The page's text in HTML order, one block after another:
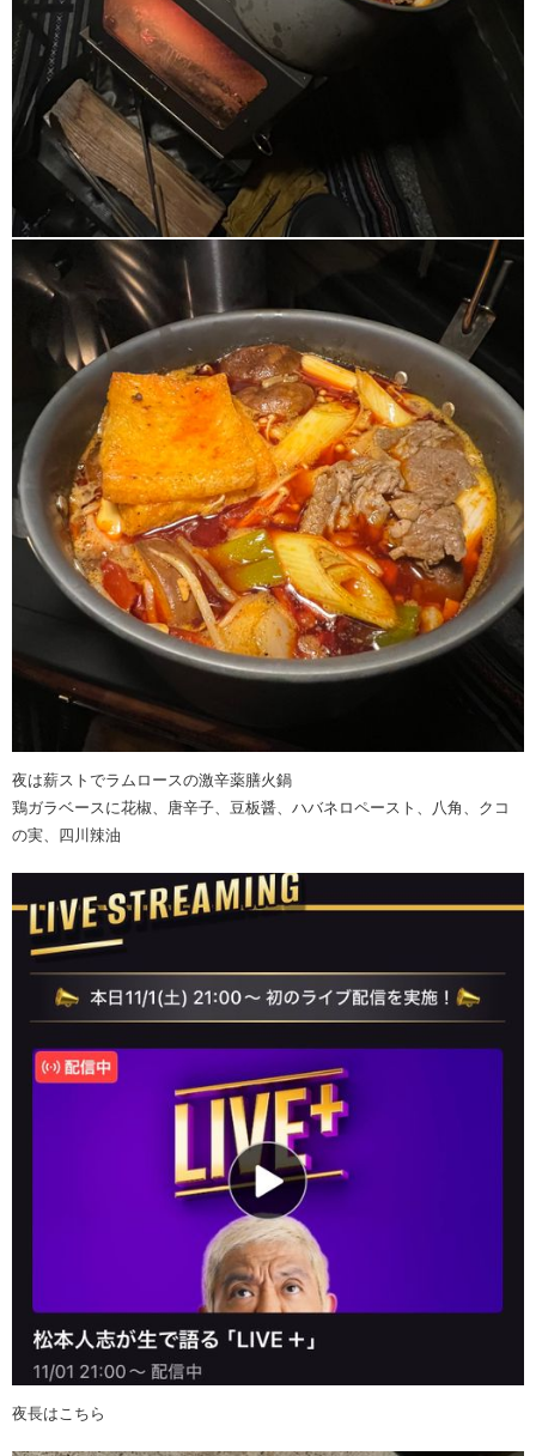
夜は薪ストでラムロースの激辛薬膳火鍋
鶏ガラベースに花椒、唐辛子、豆板醤、ハバネロペースト、八角、クコ
の実、四川辣油
夜長はこちら